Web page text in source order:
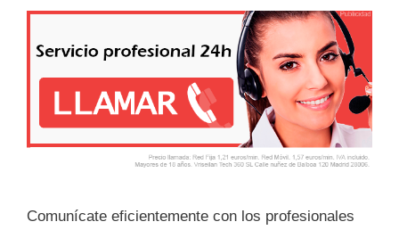
Comunícate eficientemente con los profesionales